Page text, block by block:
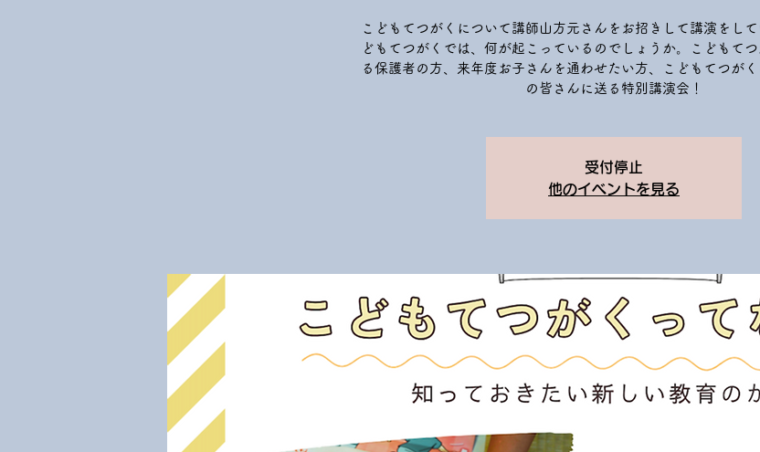
こどもてつがくについて講師山方元さんをお招きして講演をして
どもてつがくでは、何が起こっているのでしょうか。こどもて
る保護者の方、来年度お子さんを通わせたい方、こどもてつが
の皆さんに送る特別講演会！
受付停止
他のイベントを見る